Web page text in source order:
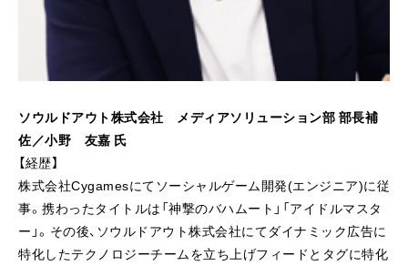
ソウルドアウト株式会社 メディアソリューション部 部長補
佐／小野 友嘉 氏
【経歴】
株式会社Cygamesにてソーシャルゲーム開発(エンジニア)に従
事。携わったタイトルは「神撃のバハムート」「アイドルマスタ
ー」。その後、ソウルドアウト株式会社にてダイナミック広告に
特化したテクノロジーチームを立ち上げフィードとタグに特化